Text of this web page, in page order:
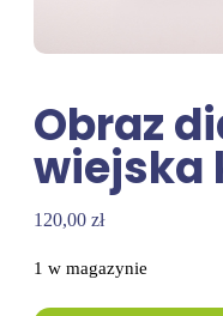
Obraz
wiejska
120,00 zł
1 w magazynie